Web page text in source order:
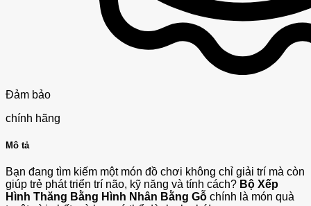
Đảm bảo
chính hãng
Mô tả
Bạn đang tìm kiếm một món đồ chơi không chỉ giải trí mà còn
giúp trẻ phát triển trí não, kỹ năng và tính cách? Bộ Xếp
Hình Thăng Bằng Hình Nhân Bằng Gỗ chính là món quà